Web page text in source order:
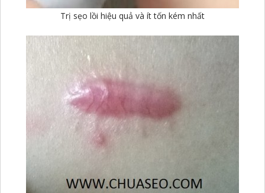
Trị sẹo lồi hiệu quả và ít tốn kém nhất